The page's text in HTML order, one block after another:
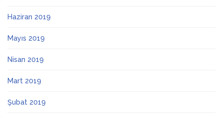
Haziran 2019
Mayıs 2019
Nisan 2019
Mart 2019
Şubat 2019